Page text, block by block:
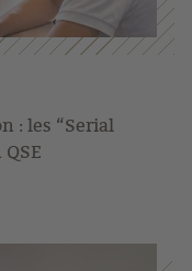
: les “Serial